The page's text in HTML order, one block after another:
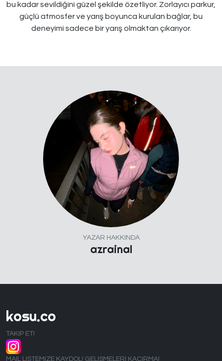
bu kadar sevildiğini güzel şekilde özetliyor. Zorlayıcı parkur,
güçlü atmosfer ve yarış boyunca kurulan bağlar, bu
deneyimi sadece bir yarış olmaktan çıkarıyor.
YAZAR HAKKINDA
azrainal
kosu.co
TAKIP ET!
MAIL LISTEMIZE KAYDOL! GELISMELERI KACIRMA!